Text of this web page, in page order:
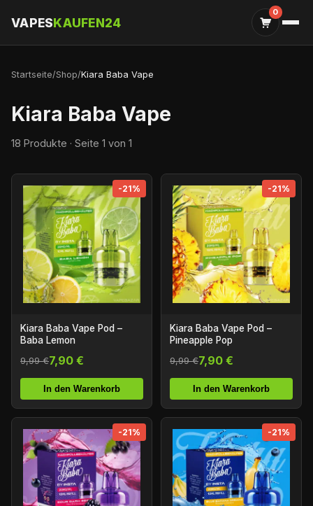
VAPESKAUFEN24
0
Startseite/Shop/Kiara Baba Vape
Kiara Baba Vape
18 Produkte · Seite 1 von 1
-21%
Kiara Baba Vape Pod –
Baba Lemon
9,99 €7,90 €
In den Warenkorb
-21%
Kiara Baba Vape Pod –
Pineapple Pop
9,99 €7,90 €
In den Warenkorb
-21% -21%